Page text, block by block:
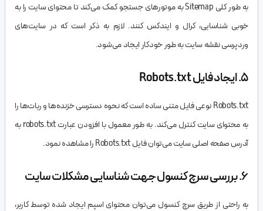
به طور کلی Sitemap به موتورهای جستجو کمک می‌کند تا محتوای سایت را به
خوبی شناسایی، کرال و ایندکس کنند. لازم به ذکر است که در سایت‌های
وردپرسی نقشه سایت به طور خودکار ایجاد می‌شود.
5. ایجاد فایل Robots.txt
Robots.txt نوعی فایل متنی ساده است که نحوه دسترسی خزنده‌ها و ربات‌ها را
به محتوای سایت کنترل می‌کند. به طور معمول با افزودن عبارت robots.txt به
آدرس صفحه اصلی سایت می‌توان فایل Robots.txt را مشاهده نمود.
6. بررسی سرچ کنسول جهت شناسایی مشکلات سایت
به راحتی از طریق سرچ کنسول می‌توان محتوای اسپم ایجاد شده توسط کاربر،